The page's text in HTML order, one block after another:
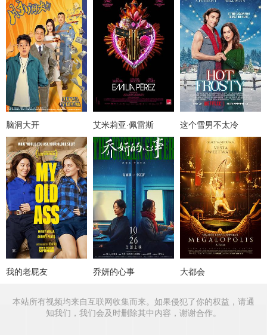
脑洞大开 艾米莉亚·佩雷斯 这个雪男不太冷
我的老屁友 乔妍的心事 大都会
本站所有视频均来自互联网收集而来。如果侵犯了你的权益，请通
知我们，我们会及时删除其中内容，谢谢合作。